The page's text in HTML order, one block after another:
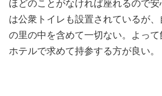
ほどのことがなければ座れるので
は公衆トイレも設置されているが
の里の中を含めて一切ない。よっ
ホテルで求めて持参する方が良い。